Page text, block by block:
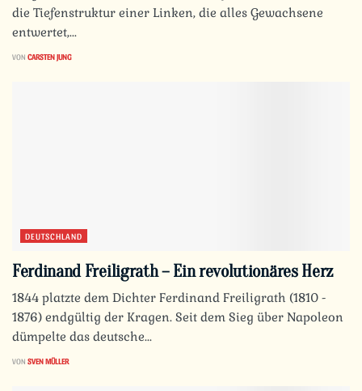
die Tiefenstruktur einer Linken, die alles Gewachsene
entwertet,...
VON CARSTEN JUNG
DEUTSCHLAND
Ferdinand Freiligrath – Ein revolutionäres Herz
1844 platzte dem Dichter Ferdinand Freiligrath (1810 -
1876) endgültig der Kragen. Seit dem Sieg über Napoleon
dümpelte das deutsche...
VON SVEN MÜLLER